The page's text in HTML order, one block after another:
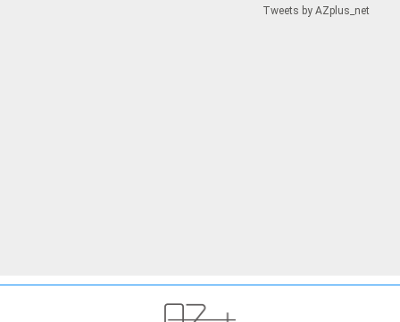
Tweets by AZplus_net